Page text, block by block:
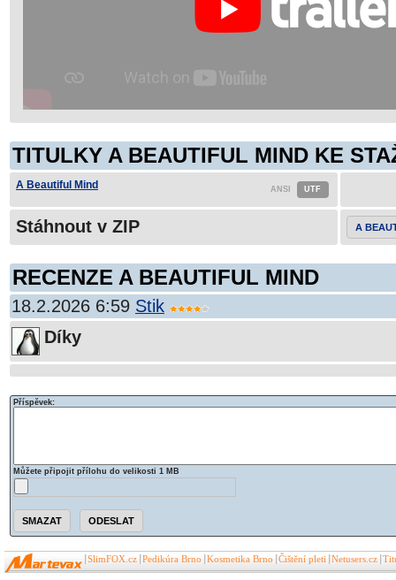
TITULKY A BEAUTIFUL MIND KE
A Beautiful Mind
Stáhnout v ZIP A
RECENZE A BEAUTIFUL MIND
18.2.2026 6:59 Stik
Díky
Příspěvek:
Můžete připojit přílohu do velikosti 1 MB
SlimFOX.cz Pedikúra Brno Kosmetika Brno Čištění pleti Netusers.cz